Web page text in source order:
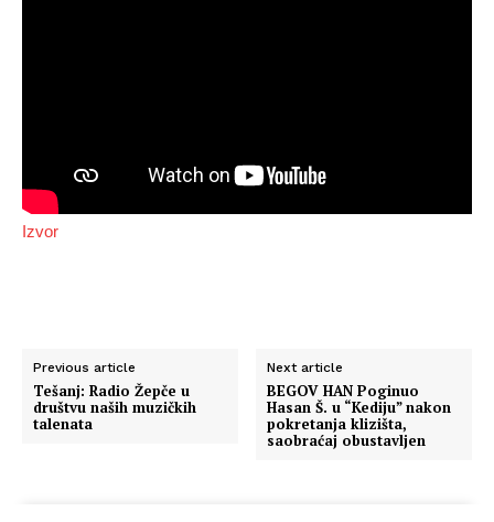
Izvor
Previous article
Tešanj: Radio Žepče u
društvu naših muzičkih
talenata
Next article
BEGOV HAN Poginuo
Hasan Š. u “Kediju” nakon
pokretanja klizišta,
saobraćaj obustavljen